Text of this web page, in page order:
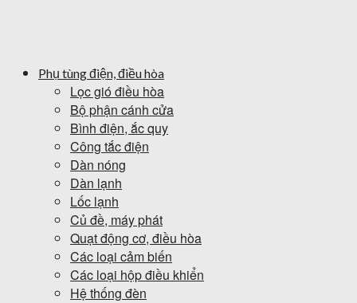
Phụ tùng điện, điều hòa
Lọc gió điều hòa
Bộ phận cánh cửa
Bình điện, ắc quy
Công tắc điện
Dàn nóng
Dàn lạnh
Lốc lạnh
Củ đề, máy phát
Quạt động cơ, điều hòa
Các loại cảm biến
Các loại hộp điều khiển
Hệ thống đèn